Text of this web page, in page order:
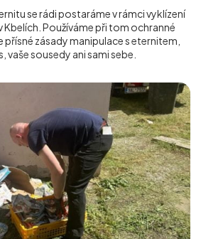
se rádi postaráme v rámci vyklízení
Kbelích . Používáme při tom ochranné
zásady manipulace s eternitem,
sousedy ani sami sebe.